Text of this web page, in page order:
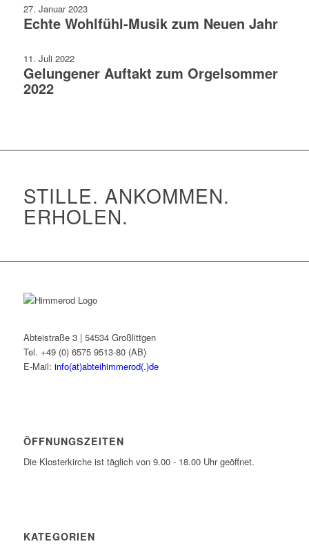
27. Januar 2023
Echte Wohlfühl-Musik zum Neuen Jahr
11. Juli 2022
Gelungener Auftakt zum Orgelsommer
2022
STILLE. ANKOMMEN.
ERHOLEN.
Abteistraße 3 | 54534 Großlittgen
Tel. +49 (0) 6575 9513-80 (AB)
E-Mail: info(at)abteihimmerod(.)de
ÖFFNUNGSZEITEN
Die Klosterkirche ist täglich von 9.00 - 18.00 Uhr geöffnet.
KATEGORIEN